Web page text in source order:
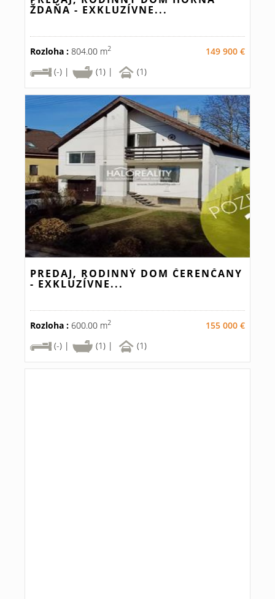
ŽDAŇA - EXKLUZÍVNE...
Rozloha : 804.00 m2
149 900 €
(-) |
(1) | (1)
PREDAJ, RODINNÝ DOM ČERENČANY
- EXKLUZÍVNE...
Rozloha : 600.00 m2
155 000 €
(-) |
(1) | (1)